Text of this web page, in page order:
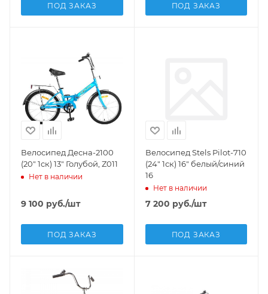
ПОД ЗАКАЗ ПОД ЗАКАЗ
Велосипед Десна-2100
(20" 1ск) 13" Голубой, Z011
Нет в наличии
9 100 руб./шт
ПОД ЗАКАЗ
Велосипед Stels Pilot-710
(24" 1ск) 16" белый/синий
16
Нет в наличии
7 200 руб./шт
ПОД ЗАКАЗ